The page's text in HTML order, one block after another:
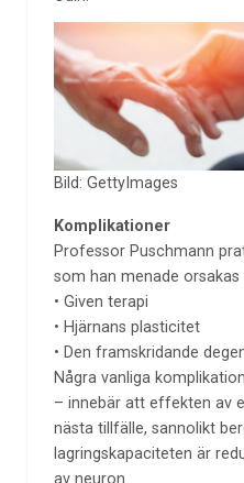
Bild: GettyImages
Komplikationer
Professor Puschmann
som han menade orsakas
• Given terapi
• Hjärnans plasticitet
• Den framskridande
Några vanliga
– innebär att effekten av
nästa tillfälle, sannolikt
lagringskapaciteten är